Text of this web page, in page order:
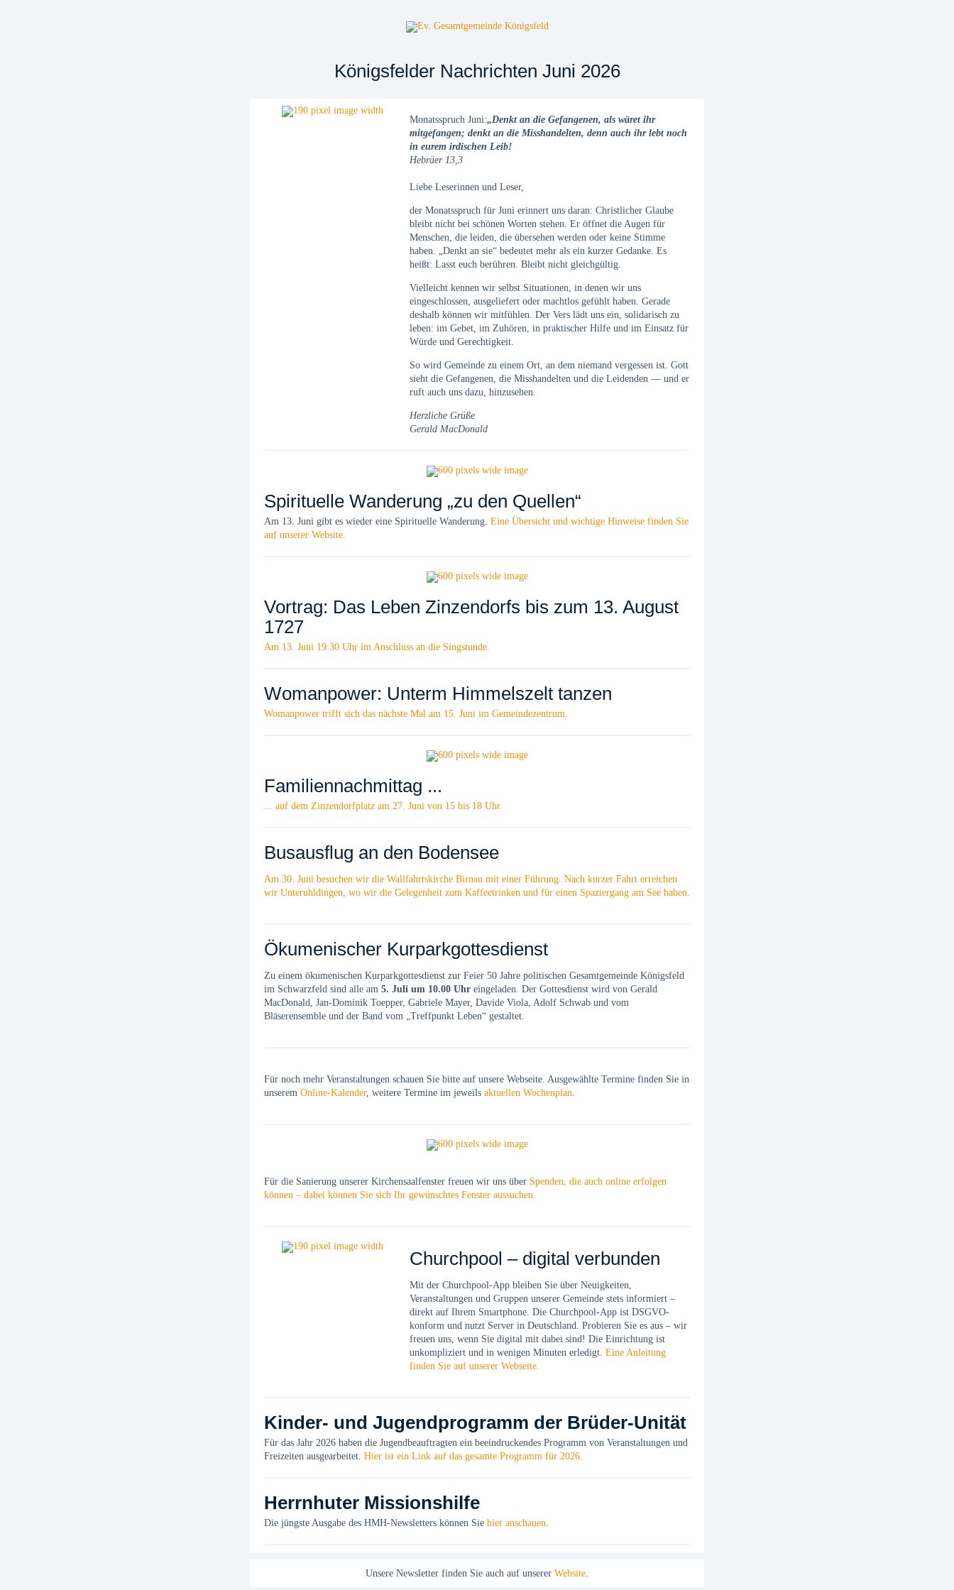
Königsfelder Nachrichten Juni 2026
Monatsspruch Juni:„Denkt an die Gefangenen, als wäret ihr
mitgefangen; denkt an die Misshandelten, denn auch ihr lebt noch
in eurem irdischen Leib!
Hebräer 13,3
Liebe Leserinnen und Leser,
der Monatsspruch für Juni erinnert uns daran: Christlicher Glaube
bleibt nicht bei schönen Worten stehen. Er öffnet die Augen für
Menschen, die leiden, die übersehen werden oder keine Stimme
haben. „Denkt an sie“ bedeutet mehr als ein kurzer Gedanke. Es
heißt: Lasst euch berühren. Bleibt nicht gleichgültig.
Vielleicht kennen wir selbst Situationen, in denen wir uns
eingeschlossen, ausgeliefert oder machtlos gefühlt haben. Gerade
deshalb können wir mitfühlen. Der Vers lädt uns ein, solidarisch zu
leben: im Gebet, im Zuhören, in praktischer Hilfe und im Einsatz für
Würde und Gerechtigkeit.
So wird Gemeinde zu einem Ort, an dem niemand vergessen ist. Gott
sieht die Gefangenen, die Misshandelten und die Leidenden — und er
ruft auch uns dazu, hinzusehen.
Herzliche Grüße
Gerald MacDonald
Spirituelle Wanderung „zu den Quellen“
Am 13. Juni gibt es wieder eine Spirituelle Wanderung. Eine Übersicht und wichtige Hinweise finden Sie
auf unserer Website.
Vortrag: Das Leben Zinzendorfs bis zum 13. August
1727
Am 13. Juni 19:30 Uhr im Anschluss an die Singstunde.
Womanpower: Unterm Himmelszelt tanzen
Womanpower trifft sich das nächste Mal am 15. Juni im Gemeindezentrum.
Familiennachmittag ...
... auf dem Zinzendorfplatz am 27. Juni von 15 bis 18 Uhr.
Busausflug an den Bodensee
Am 30. Juni besuchen wir die Wallfahrtskirche Birnau mit einer Führung. Nach kurzer Fahrt erreichen
wir Unteruhldingen, wo wir die Gelegenheit zum Kaffeetrinken und für einen Spaziergang am See haben.
Ökumenischer Kurparkgottesdienst
Zu einem ökumenischen Kurparkgottesdienst zur Feier 50 Jahre politischen Gesamtgemeinde Königsfeld
im Schwarzfeld sind alle am 5. Juli um 10.00 Uhr eingeladen. Der Gottesdienst wird von Gerald
MacDonald, Jan-Dominik Toepper, Gabriele Mayer, Davide Viola, Adolf Schwab und vom
Bläserensemble und der Band vom „Treffpunkt Leben“ gestaltet.
Für noch mehr Veranstaltungen schauen Sie bitte auf unsere Webseite. Ausgewählte Termine finden Sie in
unserem Online-Kalender, weitere Termine im jeweils aktuellen Wochenplan.
Für die Sanierung unserer Kirchensaalfenster freuen wir uns über Spenden, die auch online erfolgen
können – dabei können Sie sich Ihr gewünschtes Fenster aussuchen.
Churchpool – digital verbunden
Mit der Churchpool-App bleiben Sie über Neuigkeiten,
Veranstaltungen und Gruppen unserer Gemeinde stets informiert –
direkt auf Ihrem Smartphone. Die Churchpool-App ist DSGVO-
konform und nutzt Server in Deutschland. Probieren Sie es aus – wir
freuen uns, wenn Sie digital mit dabei sind! Die Einrichtung ist
unkompliziert und in wenigen Minuten erledigt. Eine Anleitung
finden Sie auf unserer Webseite.
Kinder- und Jugendprogramm der Brüder-Unität
Für das Jahr 2026 haben die Jugendbeauftragten ein beeindruckendes Programm von Veranstaltungen und
Freizeiten ausgearbeitet. Hier ist ein Link auf das gesamte Programm für 2026.
Herrnhuter Missionshilfe
Die jüngste Ausgabe des HMH-Newsletters können Sie hier anschauen.
Unsere Newsletter finden Sie auch auf unserer Website.